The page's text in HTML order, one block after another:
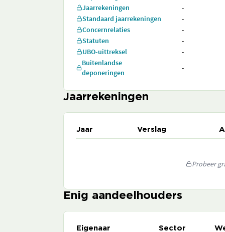
Jaarrekeningen
-
Standaard jaarrekeningen
-
Concernrelaties
-
Statuten
-
UBO-uittreksel
-
Buitenlandse
deponeringen
-
Jaarrekeningen
Jaar Verslag
Probeer
Enig aandeelhouders
Eigenaar Sector